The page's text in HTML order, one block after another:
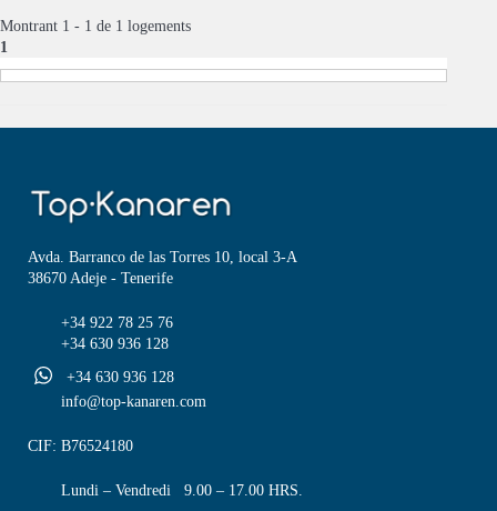
Montrant 1 - 1 de 1 logements
1
Avda. Barranco de las Torres 10, local 3-A
38670 Adeje - Tenerife
+34 922 78 25 76
+34 630 936 128
+34 630 936 128
info@top-kanaren.com
CIF: B76524180
Lundi – Vendredi 9.00 – 17.00 HRS.